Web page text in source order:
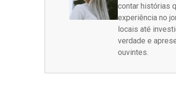
contar histórias
experiência no
locais até
verdade e
ouvintes.